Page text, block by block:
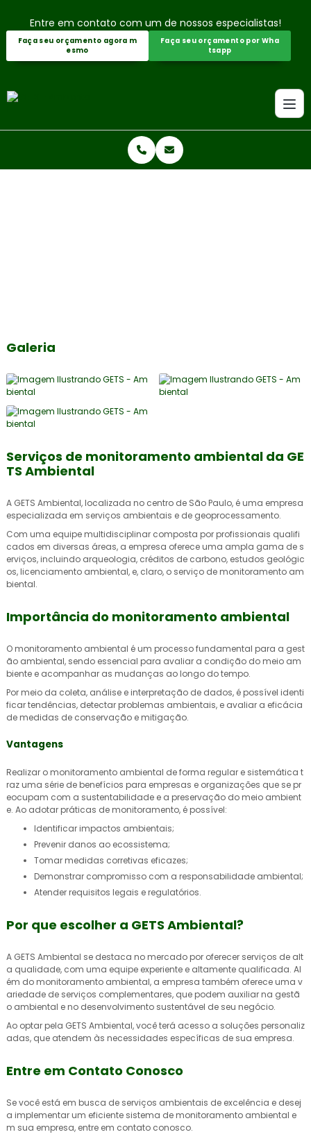
Entre em contato com um de nossos especialistas!
Faça seu orçamento agora m
esmo
Faça seu orçamento por Wha
tsapp
Galeria
Serviços de monitoramento ambiental da GE
TS Ambiental
A GETS Ambiental, localizada no centro de São Paulo, é uma empresa
especializada em serviços ambientais e de geoprocessamento.
Com uma equipe multidisciplinar composta por profissionais qualifi
cados em diversas áreas, a empresa oferece uma ampla gama de s
erviços, incluindo arqueologia, créditos de carbono, estudos geológic
os, licenciamento ambiental, e, claro, o serviço de monitoramento am
biental.
Importância do monitoramento ambiental
O monitoramento ambiental é um processo fundamental para a gest
ão ambiental, sendo essencial para avaliar a condição do meio am
biente e acompanhar as mudanças ao longo do tempo.
Por meio da coleta, análise e interpretação de dados, é possível identi
ficar tendências, detectar problemas ambientais, e avaliar a eficácia
de medidas de conservação e mitigação.
Vantagens
Realizar o monitoramento ambiental de forma regular e sistemática t
raz uma série de benefícios para empresas e organizações que se pr
eocupam com a sustentabilidade e a preservação do meio ambient
e. Ao adotar práticas de monitoramento, é possível:
Identificar impactos ambientais;
Prevenir danos ao ecossistema;
Tomar medidas corretivas eficazes;
Demonstrar compromisso com a responsabilidade ambiental;
Atender requisitos legais e regulatórios.
Por que escolher a GETS Ambiental?
A GETS Ambiental se destaca no mercado por oferecer serviços de alt
a qualidade, com uma equipe experiente e altamente qualificada. Al
ém do monitoramento ambiental, a empresa também oferece uma v
ariedade de serviços complementares, que podem auxiliar na gestã
o ambiental e no desenvolvimento sustentável de seu negócio.
Ao optar pela GETS Ambiental, você terá acesso a soluções personaliz
adas, que atendem às necessidades específicas de sua empresa.
Entre em Contato Conosco
Se você está em busca de serviços ambientais de excelência e desej
a implementar um eficiente sistema de monitoramento ambiental e
m sua empresa, entre em contato conosco.